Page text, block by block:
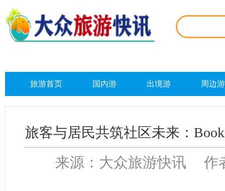
旅游首页 国内游 出境游 周边游
旅客与居民共筑社区未来：
来源：大众旅游快讯 作